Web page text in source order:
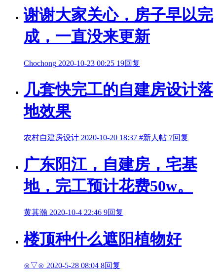
谢谢大家关心，房子早以完
成，一直没来更新
Chochong 2020-10-23 00:25 19回复
几套快完工的自建房设计落
地效果
农村自建房设计 2020-10-20 18:37 #新人帖 7回复
广东阳江，自建房，宅基
地，完工预计花费50w。
黄其瀚 2020-10-4 22:46 9回复
楼顶种什么遮阳植物好
⊙▽⊙ 2020-5-28 08:04 8回复